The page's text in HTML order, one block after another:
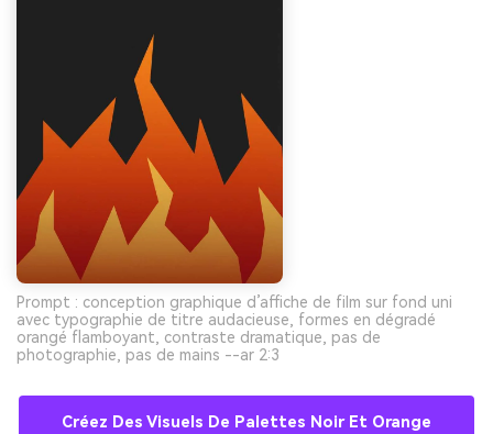
Prompt : conception graphique d’affiche de film sur fond uni
avec typographie de titre audacieuse, formes en dégradé
orangé flamboyant, contraste dramatique, pas de
photographie, pas de mains --ar 2:3
Créez Des Visuels De Palettes Noir Et Orange